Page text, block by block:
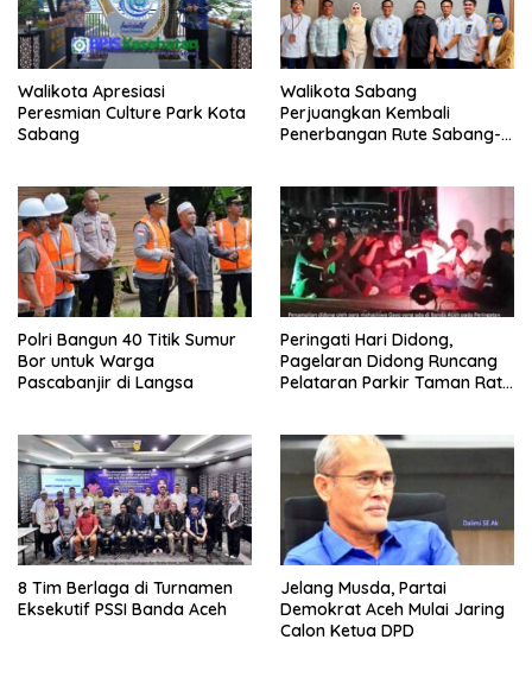
Walikota Apresiasi
Peresmian Culture Park Kota
Sabang
Walikota Sabang
Perjuangkan Kembali
Penerbangan Rute Sabang-
Polri Bangun 40 Titik Sumur
Bor untuk Warga
Pascabanjir di Langsa
Peringati Hari Didong,
Pagelaran Didong Runcang
Pelataran Parkir Taman Ratu
8 Tim Berlaga di Turnamen
Eksekutif PSSI Banda Aceh
Jelang Musda, Partai
Demokrat Aceh Mulai Jaring
Calon Ketua DPD